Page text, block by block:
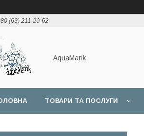
(63) 211-20-62
AquaMarik
ТОВАРИ ТА ПОСЛУГИ